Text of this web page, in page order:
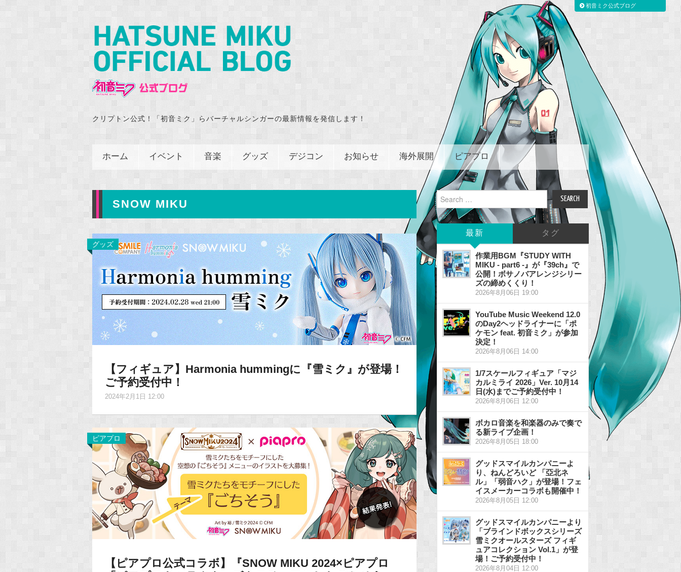
クリプトン公式！「初音ミク」らバーチャルシンガーの最新情報を発信します！
ホーム イベント 音楽 グッズ デジコン お知らせ 海外展開 ピアプロ
SNOW MIKU
グッズ
【フィギュア】Harmonia hummingに『雪ミク』が登場！
ご予約受付中！
2024年2月1日 12:00
ピアプロ
【ピアプロ公式コラボ】『SNOW MIKU 2024×ピアプロ
Search
for:
最新 タグ
作業用BGM『STUDY WITH
MIKU - part6 -』が『39ch』で
公開！ボサノバアレンジシリー
ズの締めくくり！
2026年8月06日 19:00
YouTube Music Weekend 12.0
のDay2ヘッドライナーに「ポ
ケモン feat. 初音ミク」が参加
決定！
2026年8月06日 14:00
1/7スケールフィギュア「マジ
カルミライ 2026」Ver. 10月14
日(水)までご予約受付中！
2026年8月06日 12:00
ボカロ音楽を和楽器のみで奏で
る新ライブ企画！
2026年8月05日 18:00
グッドスマイルカンパニーよ
り、ねんどろいど 「亞北ネ
ル」「弱音ハク」が登場！フェ
イスメーカーコラボも開催中！
2026年8月05日 12:00
グッドスマイルカンパニーより
「ブラインドボックスシリーズ
雪ミクオールスターズ フィギ
ュアコレクション Vol.1」が登
場！ご予約受付中！
2026年8月04日 12:00
初音ミク公式ブログ